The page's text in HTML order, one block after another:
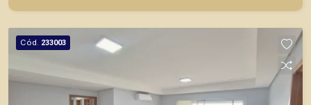
Preto.
Cód. 233003